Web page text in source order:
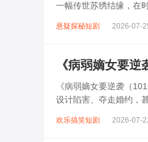
一幅传世苏绣结缘，在
悬疑探秘短剧 2026-07-
《病弱嫡女要
《病弱嫡女要逆袭（
设计陷害、夺走婚约，
欢乐搞笑短剧 2026-07-